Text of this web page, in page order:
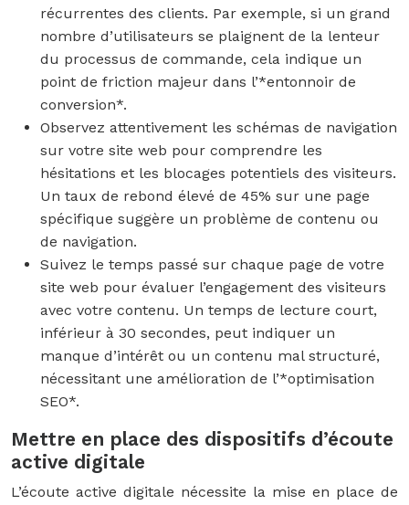
récurrentes des clients. Par exemple, si un grand
nombre d’utilisateurs se plaignent de la lenteur
du processus de commande, cela indique un
point de friction majeur dans l’*entonnoir de
conversion*.
Observez attentivement les schémas de navigation
sur votre site web pour comprendre les
hésitations et les blocages potentiels des visiteurs.
Un taux de rebond élevé de 45% sur une page
spécifique suggère un problème de contenu ou
de navigation.
Suivez le temps passé sur chaque page de votre
site web pour évaluer l’engagement des visiteurs
avec votre contenu. Un temps de lecture court,
inférieur à 30 secondes, peut indiquer un
manque d’intérêt ou un contenu mal structuré,
nécessitant une amélioration de l’*optimisation
SEO*.
Mettre en place des dispositifs d’écoute
active digitale
L’écoute active digitale nécessite la mise en place de